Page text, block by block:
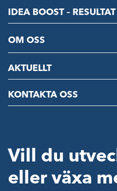
IDEA BOOST –
OM OSS
AKTUELLT
KONTAKTA OSS
Vill du
eller växa